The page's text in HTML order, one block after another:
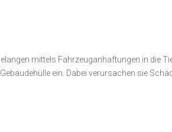
mittels Fahrzeuganhaftungen in die
ein. Dabei verursachen sie